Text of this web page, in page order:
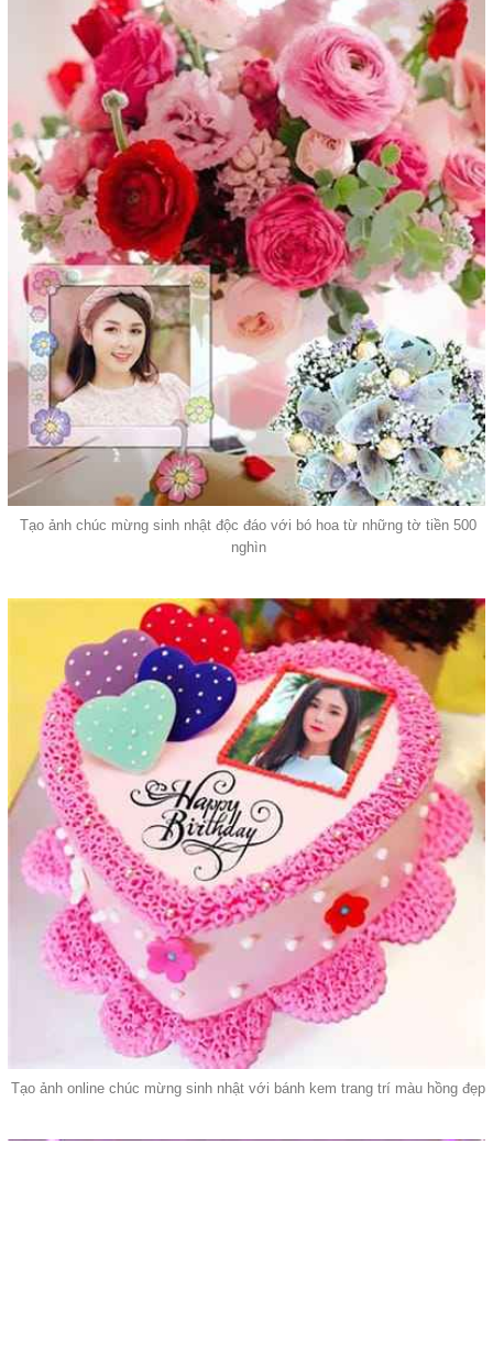
Tạo ảnh chúc mừng sinh nhật độc đáo với bó hoa từ những tờ tiền 500
nghìn
Tạo ảnh online chúc mừng sinh nhật với bánh kem trang trí màu hồng đẹp